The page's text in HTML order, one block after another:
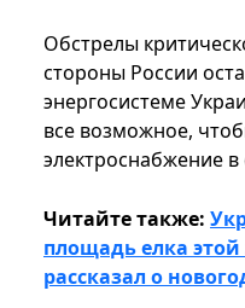
Обстрелы
стороны России
энергосистеме
все возможное,
электроснабжение
Читайте также:
площадь елка
рассказал о